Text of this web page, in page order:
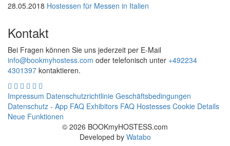
28.05.2018 Hostessen für Messen in Italien
Kontakt
Bei Fragen können Sie uns jederzeit per E-Mail
info@bookmyhostess.com oder telefonisch unter +492234
4301397 kontaktieren.
Impressum Datenschutzrichtlinie Geschäftsbedingungen
Datenschutz - App FAQ Exhibitors FAQ Hostesses Cookie Details
Neue Funktionen
© 2026 BOOKmyHOSTESS.com
Developed by Watabo